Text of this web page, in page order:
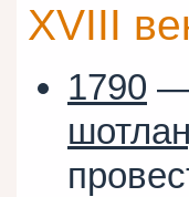
XVIII
1790 —